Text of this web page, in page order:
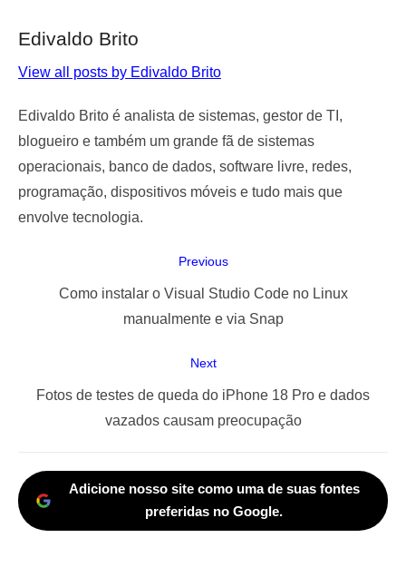
Edivaldo Brito
View all posts by Edivaldo Brito
Edivaldo Brito é analista de sistemas, gestor de TI,
blogueiro e também um grande fã de sistemas
operacionais, banco de dados, software livre, redes,
programação, dispositivos móveis e tudo mais que
envolve tecnologia.
Previous
PreviousComo instalar o Visual Studio Code no Linux
manualmente e via Snap
Next
Next
Fotos de testes de queda do iPhone 18 Pro e dados
vazados causam preocupação
Adicione nosso site como uma de suas fontes
preferidas no Google.